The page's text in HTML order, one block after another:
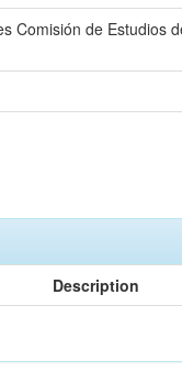
Comisión de Estudios
Description